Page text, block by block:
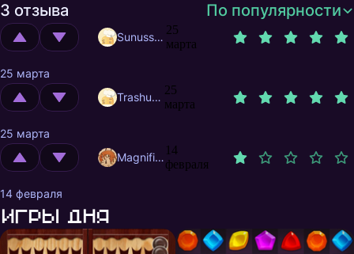
3 отзыва По популярности
Sunusstex
25
марта
25 марта
Trashuser
25
марта
25 марта
MagnificentMrFox
14
февраля
14 февраля
Игры дня